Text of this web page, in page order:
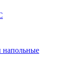
напольные